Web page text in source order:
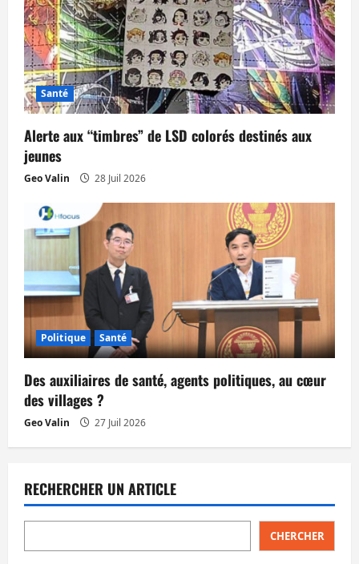
Santé
Alerte aux “timbres” de LSD colorés destinés aux
jeunes
Geo Valin 28 Juil 2026
Politique Santé
Des auxiliaires de santé, agents politiques, au cœur
des villages ?
Geo Valin 27 Juil 2026
RECHERCHER UN ARTICLE
CHERCHER